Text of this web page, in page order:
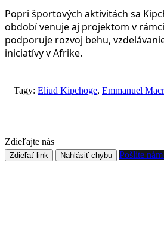
Popri športových aktivitách sa
období venuje aj projektom v
podporuje rozvoj behu,
iniciatívy v Afrike.
Tagy: Eliud Kipchoge, Emmanuel
Zdieľajte nás
Zdieľať link Nahlásiť chybu Pošlite